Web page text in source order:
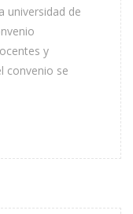
universidad de
y
convenio se